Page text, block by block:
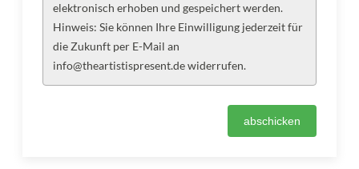
elektronisch erhoben und gespeichert werden.
Hinweis: Sie können Ihre Einwilligung jederzeit für
die Zukunft per E-Mail an
info@theartistispresent.de widerrufen.